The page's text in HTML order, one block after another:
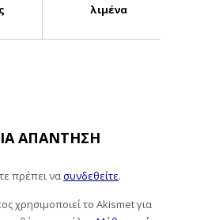
λιμένα
ΑΠΆΝΤΗΣΗ
πρέπει νασυνδεθείτε.
χρησιμοποιεί το Akismet για